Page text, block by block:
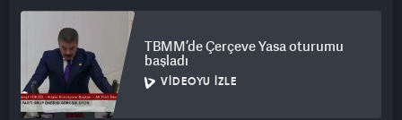
TBMM’de Çerçeve Yasa oturumu
başladı
VIDEOYU İZLE